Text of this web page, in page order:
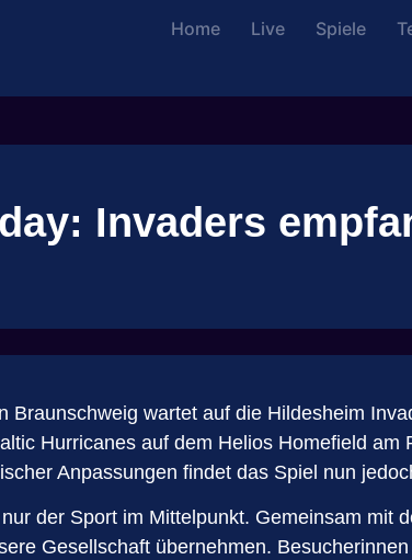
Home Live Spiele
Invaders
wartet auf die Hildesheim
Hurricanes auf dem Helios Homefield
Anpassungen findet das Spiel nun
der Sport im Mittelpunkt. Gemeinsam
Gesellschaft übernehmen.